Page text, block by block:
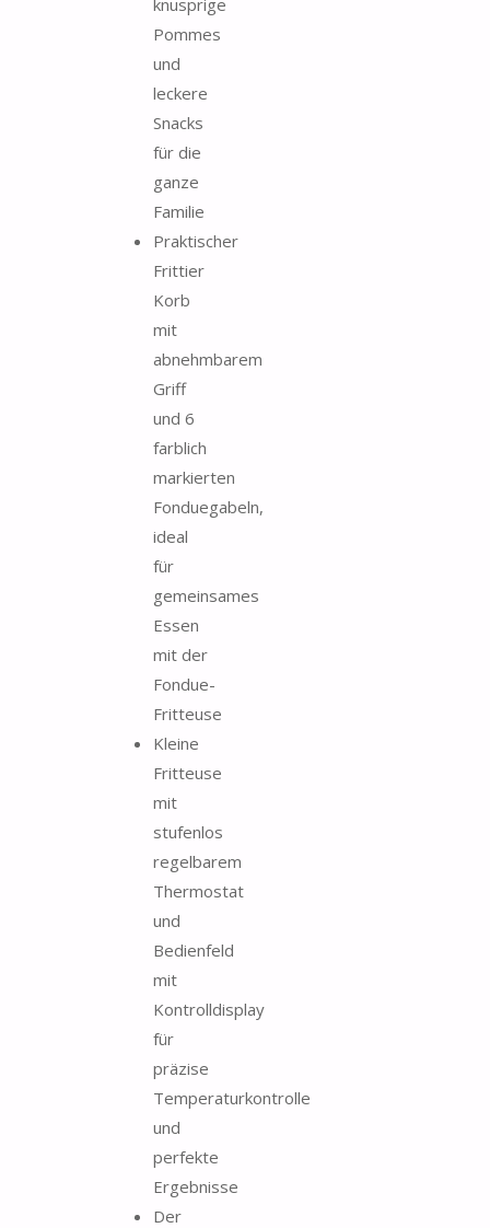
Pommes
und
leckere
Snacks
für die
ganze
Familie
Praktischer
Frittier
Korb
mit
abnehmbarem
Griff
und 6
farblich
markierten
Fonduegabeln,
ideal
für
gemeinsames
Essen
mit der
Fondue-
Fritteuse
Kleine
Fritteuse
mit
stufenlos
regelbarem
Thermostat
und
Bedienfeld
mit
Kontrolldisplay
für
präzise
Temperaturkontrolle
und
perfekte
Ergebnisse
Der